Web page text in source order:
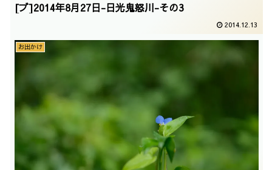
[ブ]2014年8月27日-日光鬼怒川-その3
2014.12.13
お出かけ